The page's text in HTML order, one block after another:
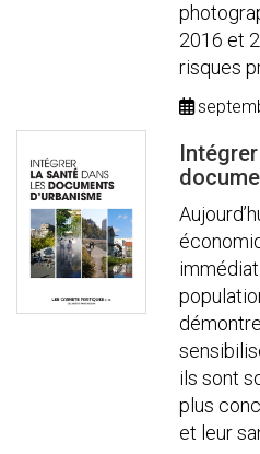
2016 et
risques
ils sont
plus
et leur